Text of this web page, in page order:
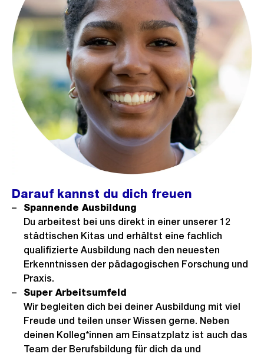
Darauf kannst du dich freuen
Spannende Ausbildung
Du arbeitest bei uns direkt in einer unserer 12
städtischen Kitas und erhältst eine fachlich
qualifizierte Ausbildung nach den neuesten
Erkenntnissen der pädagogischen Forschung und
Praxis.
Super Arbeitsumfeld
Wir begleiten dich bei deiner Ausbildung mit viel
Freude und teilen unser Wissen gerne. Neben
deinen Kolleg*innen am Einsatzplatz ist auch das
Team der Berufsbildung für dich da und